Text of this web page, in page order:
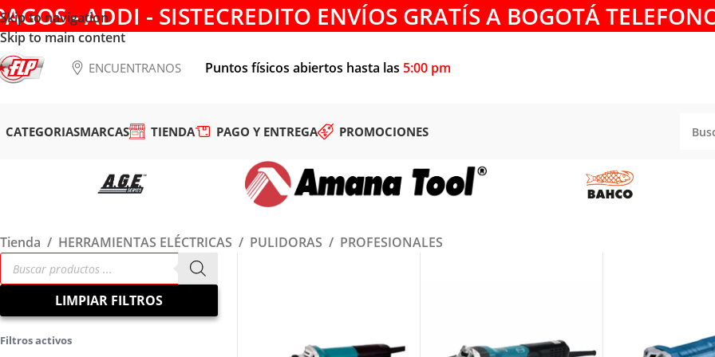
Skip to navigation
Skip to main content
- ADDI - SISTECREDITO ENVÍOS GRATÍS A BOGOTÁ
ENCUENTRANOS Puntos físicos abiertos hasta las 5:00 pm
CATEGORIASMARCAS TIENDA PAGO Y ENTREGA PROMOCIONES
Tienda / HERRAMIENTAS ELÉCTRICAS / PULIDORAS / PROFESIONALES
LIMPIAR FILTROS
Filtros activos